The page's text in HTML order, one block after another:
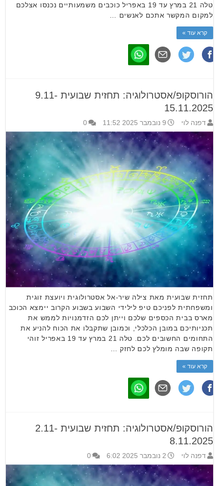
טלה 21 במרץ עד 19 באפריל כוכבים משמעותיים נכנסו אצלכם
למקום המקשר אתכם לאנשים …
קרא עוד »
הורוסקופ/אסטרולוגיה: תחזית שבועית 9.11-
15.11.2025
דפנה לוי 9 נובמבר 2025 11:52 0
תחזית שבועית מאת צילה שיר-אל אסטרולוגית ויועצת זוגית
ומשפחתית לפניכם טיפ לילידי השבוע בשבוע הקרוב יימצא הכוכב
מארס בבית הכספים שלכם וייתן לכם הזדמנויות לממש את
תכניותיכם במובן הכלכלי, וכמובן שתקבלו את הכוח להניע את
התחומים החשובים לכם. טלה 21 במרץ עד 19 באפריל זוהי
תקופה שבה מומלץ לכם לחזק …
קרא עוד »
הורוסקופ/אסטרולוגיה: תחזית שבועית 2.11-
8.11.2025
דפנה לוי 2 נובמבר 2025 6:02 0